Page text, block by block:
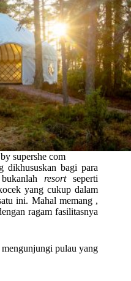
supershe com
dikhususkan bagi para
resortseperti
yang cukup dalam
ini. Mahal memang ,
ragam fasilitasnya
pulau yang